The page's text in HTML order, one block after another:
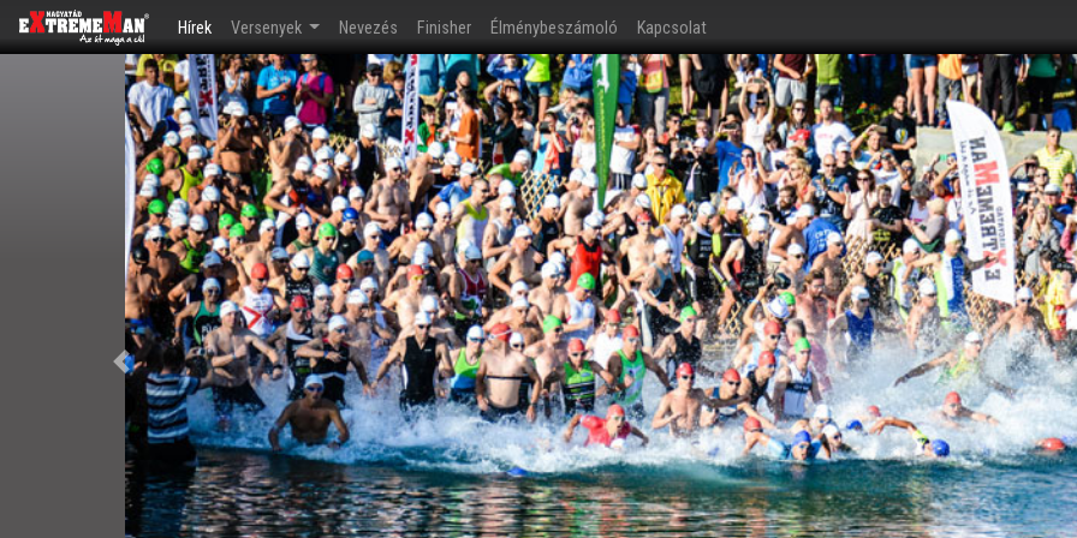
Hírek(current)
Versenyek Nevezés Finisher Élménybeszámoló Kapcsolat
Előző